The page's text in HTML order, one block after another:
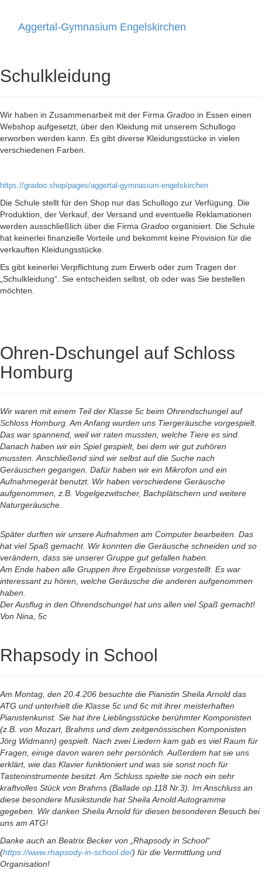
Aggertal-Gymnasium Engelskirchen
Schulkleidung
Wir haben in Zusammenarbeit mit der Firma Gradoo in Essen einen
Webshop aufgesetzt, über den Kleidung mit unserem Schullogo
erworben werden kann. Es gibt diverse Kleidungsstücke in vielen
verschiedenen Farben.
https://gradoo.shop/pages/aggertal-gymnasium-engelskirchen
Die Schule stellt für den Shop nur das Schullogo zur Verfügung. Die
Produktion, der Verkauf, der Versand und eventuelle Reklamationen
werden ausschließlich über die Firma Gradoo organisiert. Die Schule
hat keinerlei finanzielle Vorteile und bekommt keine Provision für die
verkauften Kleidungsstücke.
Es gibt keinerlei Verpflichtung zum Erwerb oder zum Tragen der
„Schulkleidung“. Sie entscheiden selbst, ob oder was Sie bestellen
möchten.
Ohren-Dschungel auf Schloss
Homburg
Wir waren mit einem Teil der Klasse 5c beim Ohrendschungel auf
Schloss Homburg. Am Anfang wurden uns Tiergeräusche vorgespielt.
Das war spannend, weil wir raten mussten, welche Tiere es sind.
Danach haben wir ein Spiel gespielt, bei dem wir gut zuhören
mussten. Anschließend sind wir selbst auf die Suche nach
Geräuschen gegangen. Dafür haben wir ein Mikrofon und ein
Aufnahmegerät benutzt. Wir haben verschiedene Geräusche
aufgenommen, z.B. Vogelgezwitscher, Bachplätschern und weitere
Naturgeräusche.
Später durften wir unsere Aufnahmen am Computer bearbeiten. Das
hat viel Spaß gemacht. Wir konnten die Geräusche schneiden und so
verändern, dass sie unserer Gruppe gut gefallen haben.
Am Ende haben alle Gruppen ihre Ergebnisse vorgestellt. Es war
interessant zu hören, welche Geräusche die anderen aufgenommen
haben.
Der Ausflug in den Ohrendschungel hat uns allen viel Spaß gemacht!
Von Nina, 5c
Rhapsody in School
Am Montag, den 20.4.206 besuchte die Pianistin Sheila Arnold das
ATG und unterhielt die Klasse 5c und 6c mit ihrer meisterhaften
Pianistenkunst. Sie hat ihre Lieblingsstücke berühmter Komponisten
(z.B. von Mozart, Brahms und dem zeitgenössischen Komponisten
Jörg Widmann) gespielt. Nach zwei Liedern kam gab es viel Raum für
Fragen, einige davon waren sehr persönlich. Außerdem hat sie uns
erklärt, wie das Klavier funktioniert und was sie sonst noch für
Tasteninstrumente besitzt. Am Schluss spielte sie noch ein sehr
kraftvolles Stück von Brahms (Ballade op.118 Nr.3). Im Anschluss an
diese besondere Musikstunde hat Sheila Arnold Autogramme
gegeben. Wir danken Sheila Arnold für diesen besonderen Besuch bei
uns am ATG!
Danke auch an Beatrix Becker von „Rhapsody in School“
(https://www.rhapsody-in-school.de/) für die Vermittlung und
Organisation!